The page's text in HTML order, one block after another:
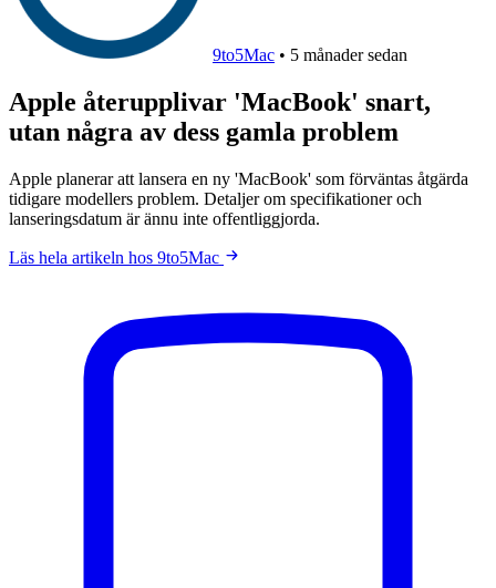
9to5Mac • 5 månader sedan
Apple återupplivar 'MacBook' snart,
utan några av dess gamla problem
Apple planerar att lansera en ny 'MacBook' som förväntas åtgärda
tidigare modellers problem. Detaljer om specifikationer och
lanseringsdatum är ännu inte offentliggjorda.
Läs hela artikeln hos 9to5Mac